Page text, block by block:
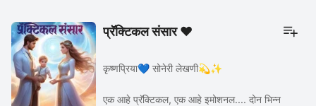
प्रॅक्टिकल संसार ❤️
कृष्णप्रिया💙 सोनेरी लेखणी💫✨
एक आहे प्रॅक्टिकल, एक आहे इमोशनल.... दोन भिन्न